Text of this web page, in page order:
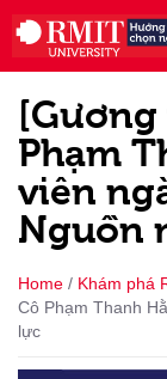
[Gương
Phạm
viên
Nguồn
Home / Khám phá
Cô Phạm Thanh
lực